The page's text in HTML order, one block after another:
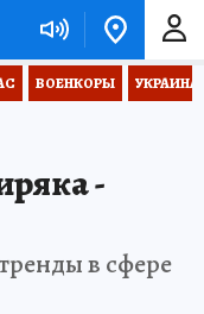
ВОЕНКОРЫ
-
в сфере